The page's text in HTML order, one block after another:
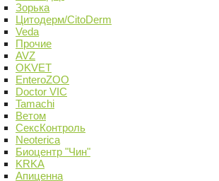
Зорька
Цитодерм/CitoDerm
Veda
Прочие
AVZ
OKVET
EnteroZOO
Doctor VIC
Tamachi
Ветом
СексКонтроль
Neoterica
Биоцентр "Чин"
KRKA
Апиценна